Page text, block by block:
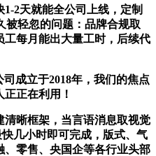
2天就能全公司上线，定制
轻忽的问题：品牌合规取
每月能出大量工时，后续代
成立于2018年，我们的焦点
正在利用！
晰框架，当言语消息取视觉
几小时即可完成，版式、气
零售、央国企等各行业头部